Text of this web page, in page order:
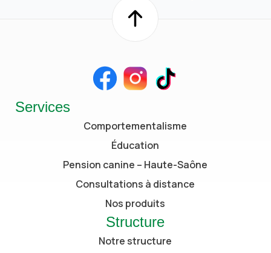
Services
Comportementalisme
Éducation
Pension canine – Haute-Saône
Consultations à distance
Nos produits
Structure
Notre structure